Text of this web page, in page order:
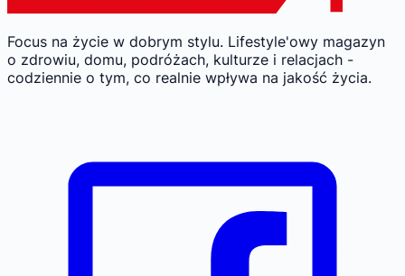
Focus na życie w dobrym stylu. Lifestyle'owy magazyn
o zdrowiu, domu, podróżach, kulturze i relacjach -
codziennie o tym, co realnie wpływa na jakość życia.